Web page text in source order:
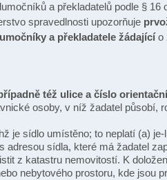
a překladatelů podle § 16
spravedlnosti upozorňuje
a překladatele žádajícío
též ulice a číslo orientační
osoby, v níž žadatel působí,
je sídlo umístěno; to neplatí (a) je-
adresou sídla, které má žadatel
z katastru nemovitostí. K
nebytového prostoru, kde jsou